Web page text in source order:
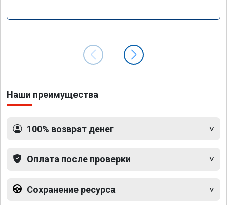
Наши преимущества
100% возврат денег
Оплата после проверки
Сохранение ресурса